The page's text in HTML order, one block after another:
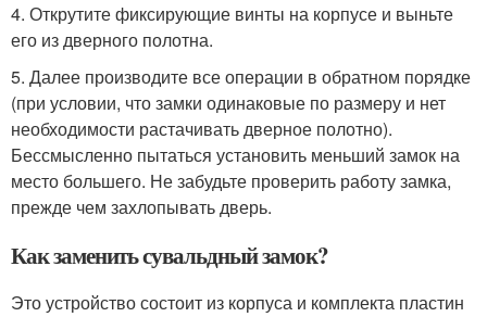
4. Открутите фиксирующие винты на корпусе и выньте
его из дверного полотна.
5. Далее производите все операции в обратном порядке
(при условии, что замки одинаковые по размеру и нет
необходимости растачивать дверное полотно).
Бессмысленно пытаться установить меньший замок на
место большего. Не забудьте проверить работу замка,
прежде чем захлопывать дверь.
Как заменить сувальдный замок?
Это устройство состоит из корпуса и комплекта пластин